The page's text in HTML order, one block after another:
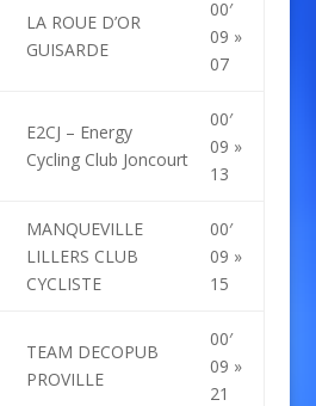
LA ROUE D’OR
GUISARDE
00′
09 »
07
E2CJ – Energy
Cycling Club Joncourt
00′
09 »
13
MANQUEVILLE
LILLERS CLUB
CYCLISTE
00′
09 »
15
TEAM DECOPUB
PROVILLE
00′
09 »
21